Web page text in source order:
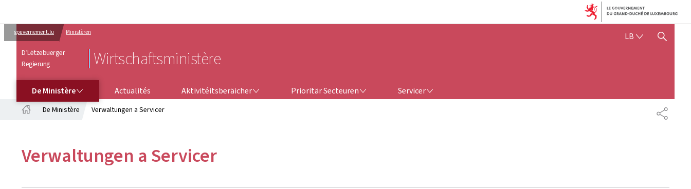
gouvernement.lu Ministèren
D’Lëtzebuerger
Regierung
Wirtschaftsministère
LB SHOW HIDE SEARCH
De Ministère Actualités Aktivitéitsberäicher
AKTIVITÉITSBERÄICHER
Prioritär Secteuren Servicer
De Ministère Verwaltungen a Servicer
Verwaltungen a Servicer